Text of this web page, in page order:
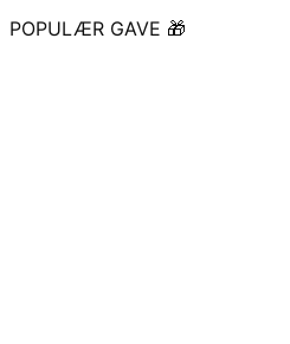
POPULÆR GAVE 🎁